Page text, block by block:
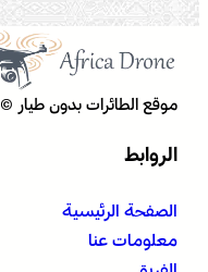
موقع الطائرات بدون طيار © 2026
الروابط
الصفحة الرئيسية
معلومات عنا